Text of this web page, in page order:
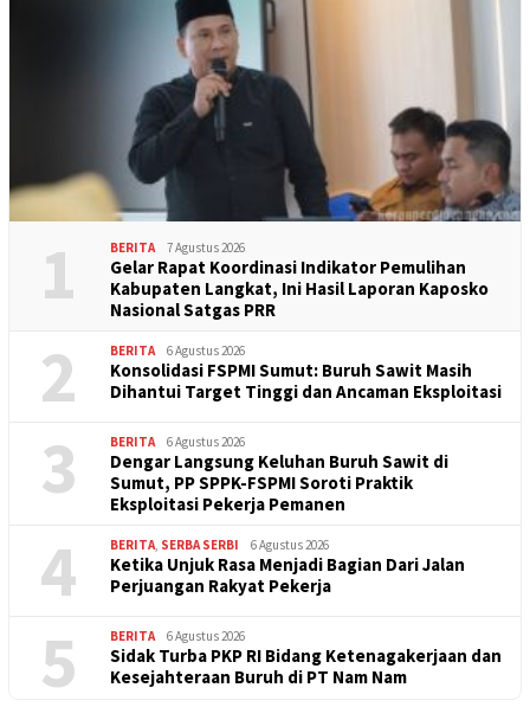
1 BERITA 7 Agustus 2026
Gelar Rapat Koordinasi Indikator Pemulihan
Kabupaten Langkat, Ini Hasil Laporan Kaposko
Nasional Satgas PRR
2 BERITA 6 Agustus 2026
Konsolidasi FSPMI Sumut: Buruh Sawit Masih
Dihantui Target Tinggi dan Ancaman Eksploitasi
3 BERITA 6 Agustus 2026
Dengar Langsung Keluhan Buruh Sawit di
Sumut, PP SPPK-FSPMI Soroti Praktik
Eksploitasi Pekerja Pemanen
4 BERITA, SERBA SERBI 6 Agustus 2026
Ketika Unjuk Rasa Menjadi Bagian Dari Jalan
Perjuangan Rakyat Pekerja
5 BERITA 6 Agustus 2026
Sidak Turba PKP RI Bidang Ketenagakerjaan dan
Kesejahteraan Buruh di PT Nam Nam